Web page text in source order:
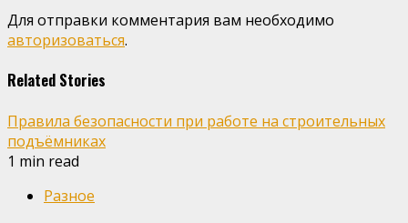
Для отправки комментария вам необходимо
авторизоваться.
Related Stories
Правила безопасности при работе на строительных
подъёмниках
1 min read
Разное